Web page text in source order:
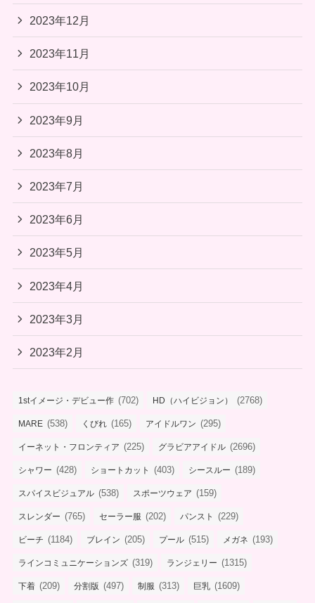
2023年12月
2023年11月
2023年10月
2023年9月
2023年8月
2023年7月
2023年6月
2023年5月
2023年4月
2023年3月
2023年2月
1stイメージ・デビュー作 (702) HD（ハイビジョン） (2768)
MARE (538) くびれ (165) アイドルワン (295)
イーネット・フロンティア (225) グラビアアイドル (2696)
シャワー (428) ショートカット (403) シースルー (189)
スパイスビジュアル (538) スポーツウェア (159)
スレンダー (765) セーラー服 (202) パンスト (229)
ビーチ (1184) ブレイン (205) プール (515) メガネ (193)
ラインコミュニケーションズ (319) ランジェリー (1315)
下着 (209) 分割版 (497) 制服 (313) 巨乳 (1609)